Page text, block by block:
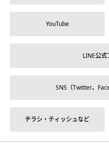
YouTube
LINE公
SNS（Twitter、
チラシ・ティッシュなど